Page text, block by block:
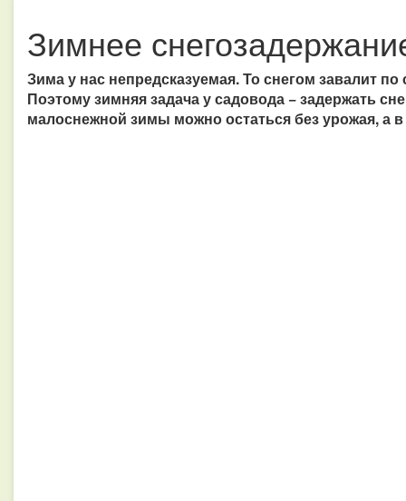
Зимнее
Зима у нас непредсказуемая. То снегом завалит
Поэтому зимняя задача у садовода − задержать
малоснежной зимы можно остаться без урожая, а